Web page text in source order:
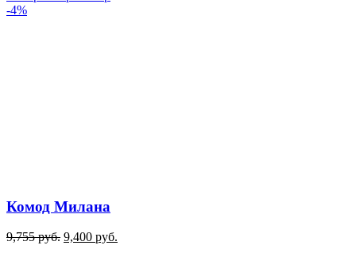
-4%
Комод Милана
9,755руб. Первоначальная
9,400 руб.